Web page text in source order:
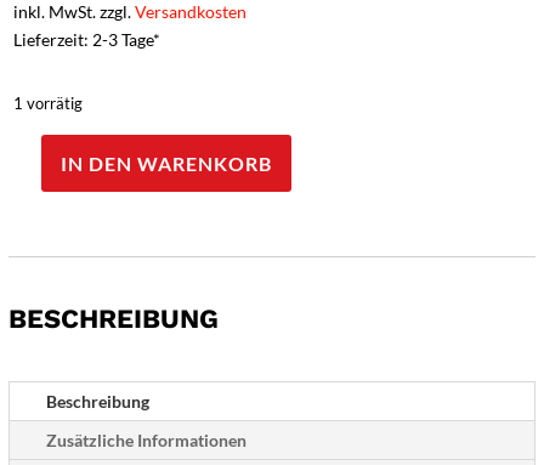
inkl. MwSt. zzgl.Versandkosten
Lieferzeit: 2-3 Tage*
1 vorrätig
Opinel
LES
Art
teilig
Menge
IN DEN WARENKORB
BESCHREIBUNG
Beschreibung
Zusätzliche Informationen